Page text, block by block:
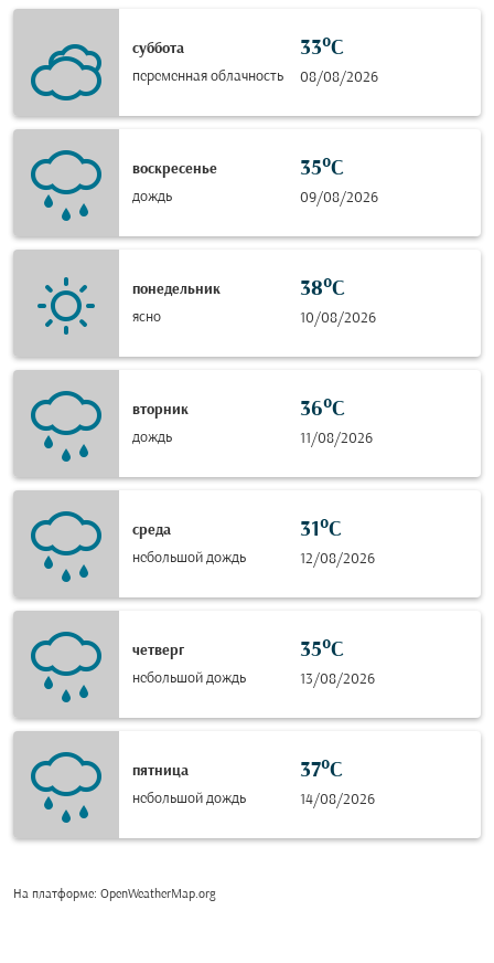
суббота
переменная облачность
33°C
08/08/2026
воскресенье
дождь
35°C
09/08/2026
понедельник
ясно
38°C
10/08/2026
вторник
дождь
36°C
11/08/2026
среда
небольшой дождь
31°C
12/08/2026
четверг
небольшой дождь
35°C
13/08/2026
пятница
небольшой дождь
37°C
14/08/2026
На платформе: OpenWeatherMap.org